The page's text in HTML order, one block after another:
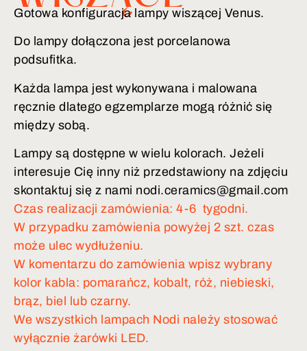
Gotowa konfiguracja lampy wiszącej Venus.
Do lampy dołączona jest porcelanowa
podsufitka.
Każda lampa jest wykonywana i malowana
ręcznie dlatego egzemplarze mogą różnić się
między sobą.
Lampy są dostępne w wielu kolorach. Jeżeli
interesuje Cię inny niż przedstawiony na zdjęciu
skontaktuj się z nami nodi.ceramics@gmail.com
Czas realizacji zamówienia: 4-6 tygodni.
W przypadku zamówienia powyżej 2 szt. czas
może ulec wydłużeniu.
W komentarzu do zamówienia wpisz wybrany
kolor kabla: pomarańcz, kobalt, róż, niebieski,
brąz, biel lub czarny.
We wszystkich lampach Nodi należy stosować
wyłącznie żarówki LED.